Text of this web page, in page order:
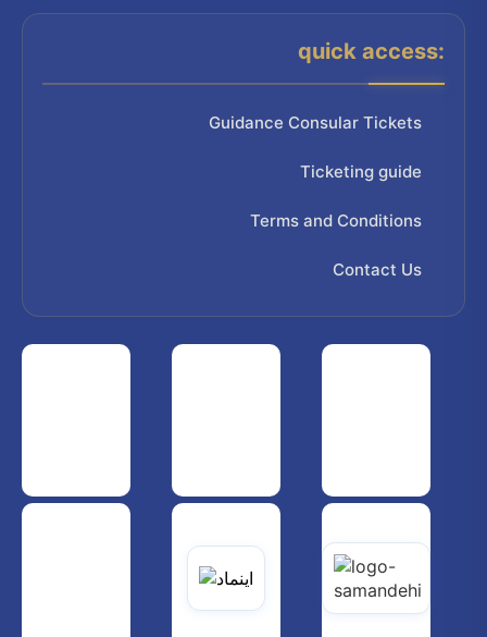
quick access:
Guidance Consular Tickets
Ticketing guide
Terms and Conditions
Contact Us